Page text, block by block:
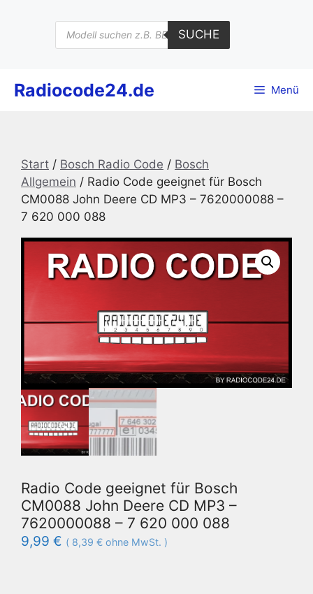
Products
search
SUCHE
Radiocode24.de Menü
Start / Bosch Radio Code / Bosch
Allgemein / Radio Code geeignet für Bosch
CM0088 John Deere CD MP3 – 7620000088 –
7 620 000 088
Radio Code geeignet für Bosch
CM0088 John Deere CD MP3 –
7620000088 – 7 620 000 088
9,99 € ( 8,39 € ohne MwSt. )